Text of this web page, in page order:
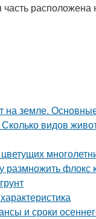
часть
на земле.
видов
флокс
и сроки